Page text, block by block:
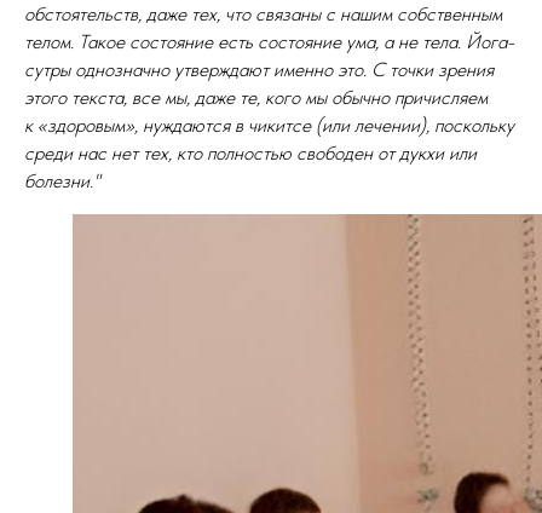
обстоятельств, даже тех, что связаны с нашим собственным
телом. Такое состояние есть состояние ума, а не тела. Йога-
сутры однозначно утверждают именно это. С точки зрения
этого текста, все мы, даже те, кого мы обычно причисляем
к «здоровым», нуждаются в чикитсе (или лечении), поскольку
среди нас нет тех, кто полностью свободен от дукхи или
болезни."